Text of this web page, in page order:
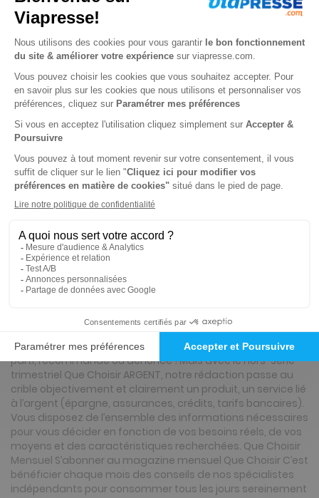
56€95
Tarif France métropolitaine
Renouvellement à date d’anniversaire
Présentation du magazine Que Choisir
Pratique
Que Choisir PRATIQUE Prendre l’abonnement avec le
Pratique ? C’est compléter vos rendez-vous de
consommation (Que Choisir et Que Choisir Argent) avec
manière approfondie et pratique un domaine particulier
sous tous ses aspects : le logement, l’héritage, les conflits
de voisinage, sommeil … Véritable encyclopédie de la
consommation, le Pratique vous permet d’étendre vos
connaissances, de mieux orienter vos choix et vos actions,
s’abonner aussi à Que Choisir Argent ? La revue mensuelle
vous tient au courant de toute l’actualité de la
consommation, elle vous informe, teste, compare, prend
parti, recommande ou dénonce ! Mais avec le Hors-Série
trimestriel Que Choisir ARGENT, notre rédaction passe au
crible objectivement et clairement un produit, un service lié
à l’argent (épargne, assurances, crédits, tarifs bancaires).
Vous disposez de l’ensemble des informations nécessaires
pour vous décider en fonction de vos besoins réels, de vos
moyens et des caractéristiques recherchées. Que Choisir
Mensuel S’abonner au magazine mensuel Que Choisir C’est
bénéficier chaque mois des conseils de nos spécialistes
indépendants pour consommer tous les jours sereinement